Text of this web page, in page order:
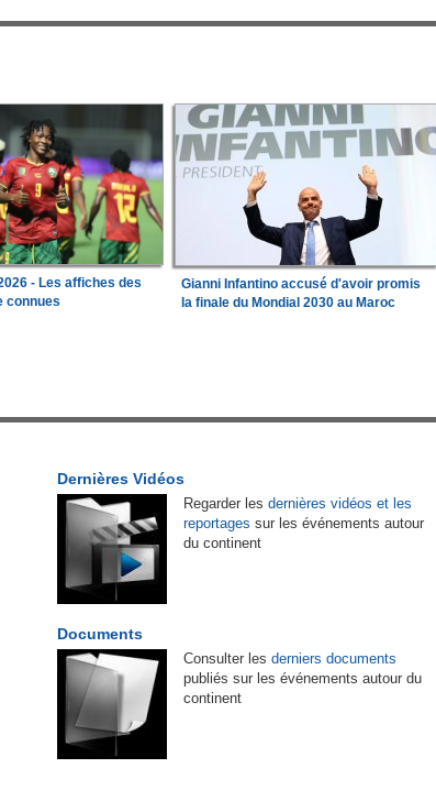
- Les affiches des
connues
Gianni Infantino accusé d'avoir promis
la finale du Mondial 2030 au Maroc
Dernières Vidéos
Regarder les dernières vidéos et les
reportages sur les événements autour
du continent
Documents
Consulter les derniers documents
publiés sur les événements autour du
continent
2
quarts de finale connues
3 Madagascar:
Bemasoandro Itaosy - Un arrêté
encadre les famorana et les famadihana
Cote d'Ivoire:
- Le Gouvernement s'impose face à la FIF dans
une ambiance de fête
5 Cameroun:Olive Ngobo Elok confirme les
accusations d'Effoudou